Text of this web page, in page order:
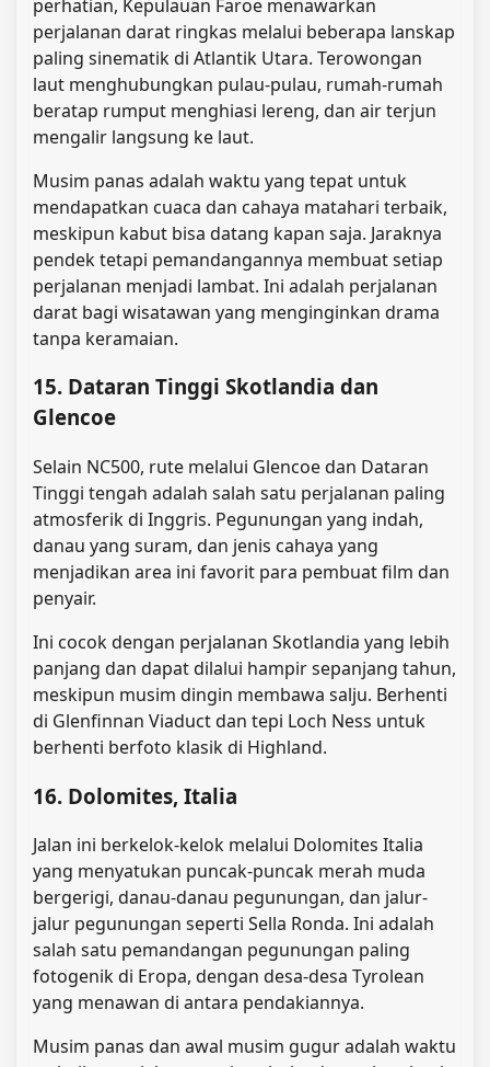
perhatian, Kepulauan Faroe menawarkan
perjalanan darat ringkas melalui beberapa lanskap
paling sinematik di Atlantik Utara. Terowongan
laut menghubungkan pulau-pulau, rumah-rumah
beratap rumput menghiasi lereng, dan air terjun
mengalir langsung ke laut.
Musim panas adalah waktu yang tepat untuk
mendapatkan cuaca dan cahaya matahari terbaik,
meskipun kabut bisa datang kapan saja. Jaraknya
pendek tetapi pemandangannya membuat setiap
perjalanan menjadi lambat. Ini adalah perjalanan
darat bagi wisatawan yang menginginkan drama
tanpa keramaian.
15. Dataran Tinggi Skotlandia dan
Glencoe
Selain NC500, rute melalui Glencoe dan Dataran
Tinggi tengah adalah salah satu perjalanan paling
atmosferik di Inggris. Pegunungan yang indah,
danau yang suram, dan jenis cahaya yang
menjadikan area ini favorit para pembuat film dan
penyair.
Ini cocok dengan perjalanan Skotlandia yang lebih
panjang dan dapat dilalui hampir sepanjang tahun,
meskipun musim dingin membawa salju. Berhenti
di Glenfinnan Viaduct dan tepi Loch Ness untuk
berhenti berfoto klasik di Highland.
16. Dolomites, Italia
Jalan ini berkelok-kelok melalui Dolomites Italia
yang menyatukan puncak-puncak merah muda
bergerigi, danau-danau pegunungan, dan jalur-
jalur pegunungan seperti Sella Ronda. Ini adalah
salah satu pemandangan pegunungan paling
fotogenik di Eropa, dengan desa-desa Tyrolean
yang menawan di antara pendakiannya.
Musim panas dan awal musim gugur adalah waktu